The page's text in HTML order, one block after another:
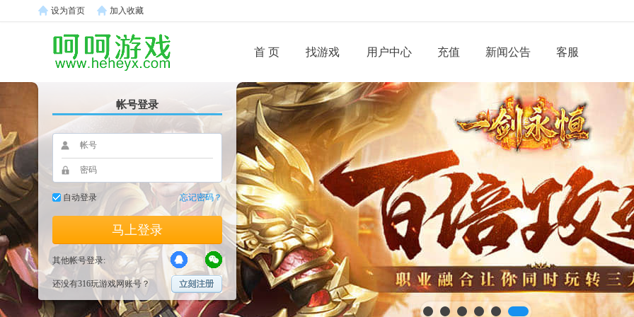
设为首页 加入收藏
首 页 找游戏 用户中心 充值 新闻公告 客服
帐号登录
自动登录 忘记密码？
马上登录
其他帐号登录:
还没有316玩游戏网账号？